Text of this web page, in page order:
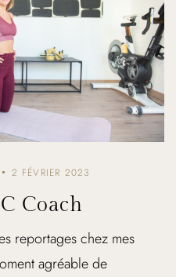
2 FÉVRIER 2023
Coach
reportages chez mes
agréable de